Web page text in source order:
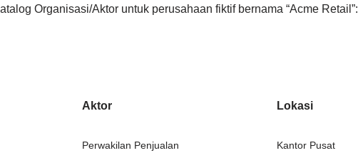
Organisasi/Aktor untuk perusahaan fiktif bernama “Acme Retail”:
Aktor Lokasi
Perwakilan Penjualan Kantor Pusat